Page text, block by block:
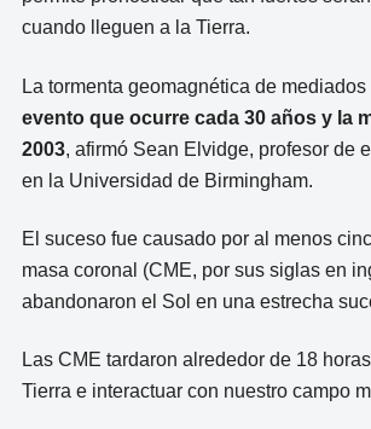
cuando lleguen a la Tierra.
La tormenta geomagnética de
evento que ocurre cada 30 años y la
2003, afirmó Sean Elvidge, profesor de
en la Universidad de Birmingham.
El suceso fue causado por al menos
masa coronal (CME, por sus siglas en
abandonaron el Sol en una estrecha
Las CME tardaron alrededor de 18
Tierra e interactuar con nuestro campo